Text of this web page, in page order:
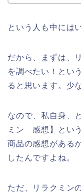
という人も中には
だから、まずは、
を調べたい！とい
ると思います。少
なので、私自身、
ミン 感想】とい
商品の感想がある
したんですよね。
ただ、リラクミン